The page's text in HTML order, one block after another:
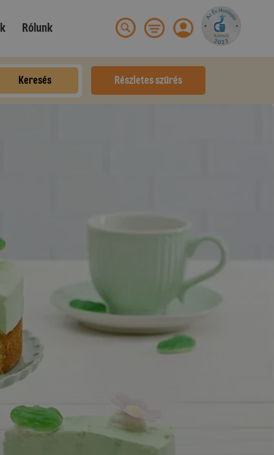
Rólunk
Keresés Részletes szűrés